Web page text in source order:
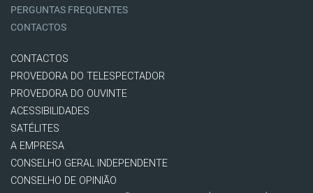
PERGUNTAS FREQUENTES
CONTACTOS
CONTACTOS
PROVEDORA DO TELESPECTADOR
PROVEDORA DO OUVINTE
ACESSIBILIDADES
SATÉLITES
A EMPRESA
CONSELHO GERAL INDEPENDENTE
CONSELHO DE OPINIÃO